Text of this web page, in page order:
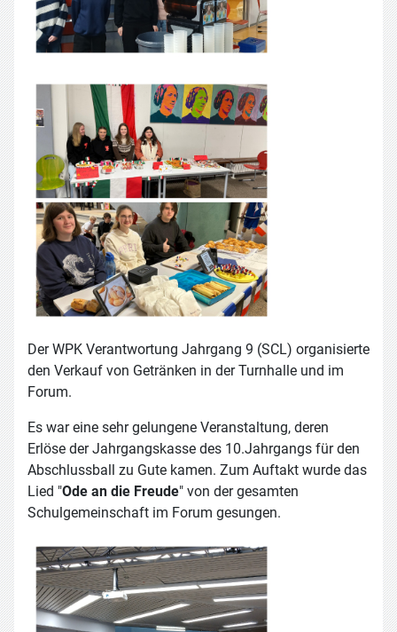
Der WPK Verantwortung Jahrgang 9 (SCL) organisierte
den Verkauf von Getränken in der Turnhalle und im
Forum.
Es war eine sehr gelungene Veranstaltung, deren
Erlöse der Jahrgangskasse des 10.Jahrgangs für den
Abschlussball zu Gute kamen. Zum Auftakt wurde das
Lied "Ode an die Freude" von der gesamten
Schulgemeinschaft im Forum gesungen.